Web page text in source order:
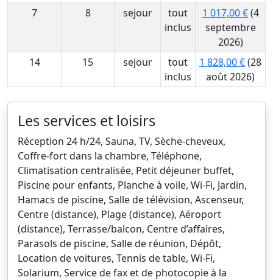
7
8 sejour
tout
inclus
1 017,00 €(4
septembre
2026)
14
15 sejour
tout
inclus
1 828,00 €(28
août 2026)
Les services et loisirs
Réception 24 h/24, Sauna, TV, Sèche-cheveux,
Coffre-fort dans la chambre, Téléphone,
Climatisation centralisée, Petit déjeuner buffet,
Piscine pour enfants, Planche à voile, Wi-Fi, Jardin,
Hamacs de piscine, Salle de télévision, Ascenseur,
Centre (distance), Plage (distance), Aéroport
(distance), Terrasse/balcon, Centre d’affaires,
Parasols de piscine, Salle de réunion, Dépôt,
Location de voitures, Tennis de table, Wi-Fi,
Solarium, Service de fax et de photocopie à la